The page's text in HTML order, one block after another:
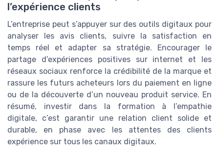
l’expérience clients
L’entreprise peut s’appuyer sur des outils digitaux pour
analyser les avis clients, suivre la satisfaction en
temps réel et adapter sa stratégie. Encourager le
partage d’expériences positives sur internet et les
réseaux sociaux renforce la crédibilité de la marque et
rassure les futurs acheteurs lors du paiement en ligne
ou de la découverte d’un nouveau produit service. En
résumé, investir dans la formation à l’empathie
digitale, c’est garantir une relation client solide et
durable, en phase avec les attentes des clients
expérience sur tous les canaux digitaux.